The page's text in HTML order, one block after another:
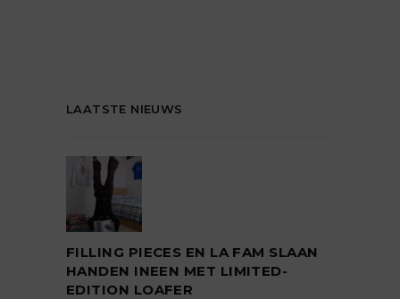
LAATSTE NIEUWS
FILLING PIECES EN LA FAM SLAAN
HANDEN INEEN MET LIMITED-
EDITION LOAFER